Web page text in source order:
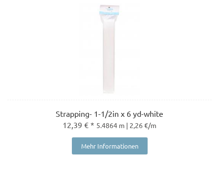
Strapping- 1-1/2in x 6 yd-white
12,39 € * 5.4864 m | 2,26 €/m
Mehr Informationen